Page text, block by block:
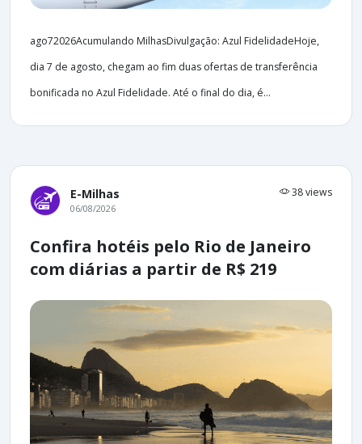
ago72026Acumulando MilhasDivulgação: Azul FidelidadeHoje,
dia 7 de agosto, chegam ao fim duas ofertas de transferência
bonificada no Azul Fidelidade. Até o final do dia, é...
E-Milhas 38 views
06/08/2026
Confira hotéis pelo Rio de Janeiro
com diárias a partir de R$ 219